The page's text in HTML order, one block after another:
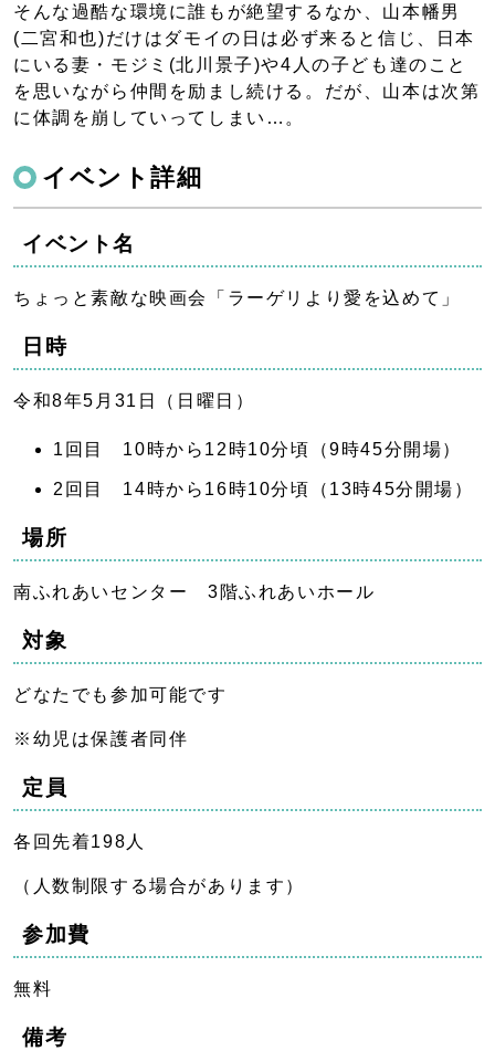
そんな過酷な環境に誰もが絶望するなか、山本幡男
(二宮和也)だけはダモイの日は必ず来ると信じ、日本
にいる妻・モジミ(北川景子)や4人の子ども達のこと
を思いながら仲間を励まし続ける。だが、山本は次第
に体調を崩していってしまい…。
イベント詳細
イベント名
ちょっと素敵な映画会「ラーゲリより愛を込めて」
日時
令和8年5月31日（日曜日）
1回目 10時から12時10分頃（9時45分開場）
2回目 14時から16時10分頃（13時45分開場）
場所
南ふれあいセンター 3階ふれあいホール
対象
どなたでも参加可能です
※幼児は保護者同伴
定員
各回先着198人
（人数制限する場合があります）
参加費
無料
備考